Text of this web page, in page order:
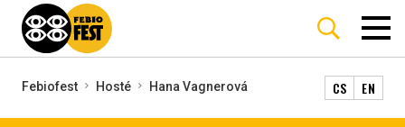
Febiofest Hosté Hana Vagnerová CS EN